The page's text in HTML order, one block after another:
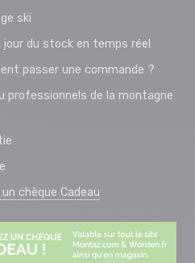
ski
jour du stock en temps réel
passer une commande ?
professionnels de la montagne
chèque Cadeau